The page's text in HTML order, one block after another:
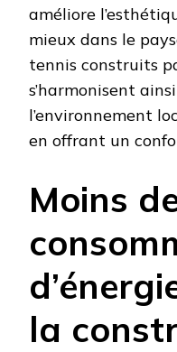
améliore
mieux dans le
tennis construits
s’harmonisent
l’environnement
en offrant un
Moins
la